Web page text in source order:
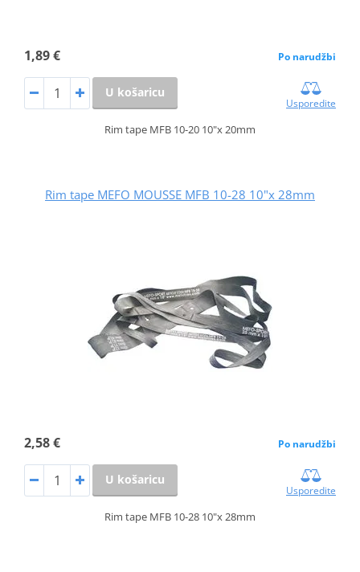
1,89 € Po narudžbi
U košaricu
Usporedite
Rim tape MFB 10-20 10"x 20mm
Rim tape MEFO MOUSSE MFB 10-28 10"x 28mm
2,58 € Po narudžbi
U košaricu
Usporedite
Rim tape MFB 10-28 10"x 28mm